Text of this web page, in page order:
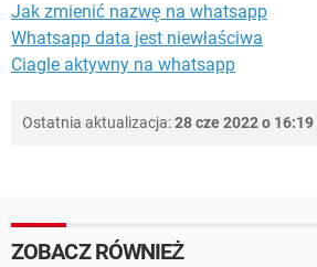
Jak zmienić nazwę na whatsapp
Whatsapp data jest niewłaściwa
Ciagle aktywny na whatsapp
Ostatnia aktualizacja:28 cze 2022 o 16:19
ZOBACZ RÓWNIEŻ